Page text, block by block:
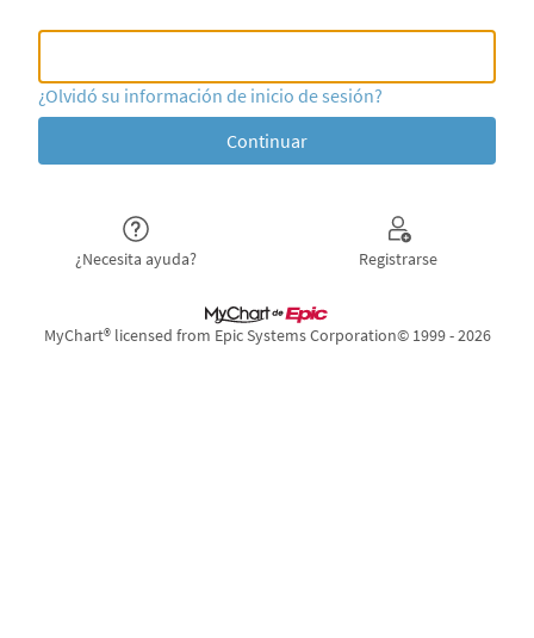
Nombre de usuario de MyChart o
¿Olvidó su información de inicio de sesión?
¿Necesita ayuda? Registrarse
MyChart® licensed from Epic Systems Corporation© 1999 - 2026